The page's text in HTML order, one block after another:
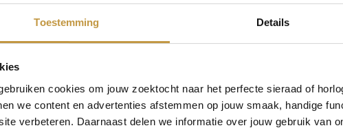
Toestemming Details
cookies om jouw zoektocht naar het perfecte sieraad of
we content en advertenties afstemmen op jouw smaak, handige
verbeteren. Daarnaast delen we informatie over jouw gebruik van
l